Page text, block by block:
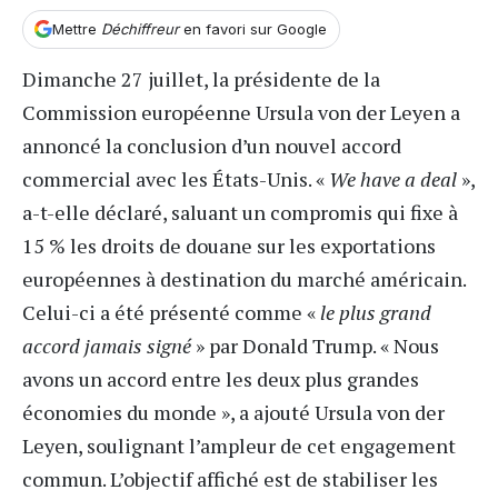
Mettre Déchiffreuren favori sur Google
Dimanche 27 juillet, la présidente de la
Commission européenne Ursula von der Leyen a
annoncé la conclusion d’un nouvel accord
commercial avec les États-Unis. « We have a deal »,
a-t-elle déclaré, saluant un compromis qui fixe à
15 % les droits de douane sur les exportations
européennes à destination du marché américain.
Celui-ci a été présenté comme « le plus grand
accord jamais signé» par Donald Trump. « Nous
avons un accord entre les deux plus grandes
économies du monde », a ajouté Ursula von der
Leyen, soulignant l’ampleur de cet engagement
commun. L’objectif affiché est de stabiliser les